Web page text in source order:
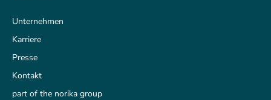
Unternehmen
Karriere
Presse
Kontakt
part of the norika group